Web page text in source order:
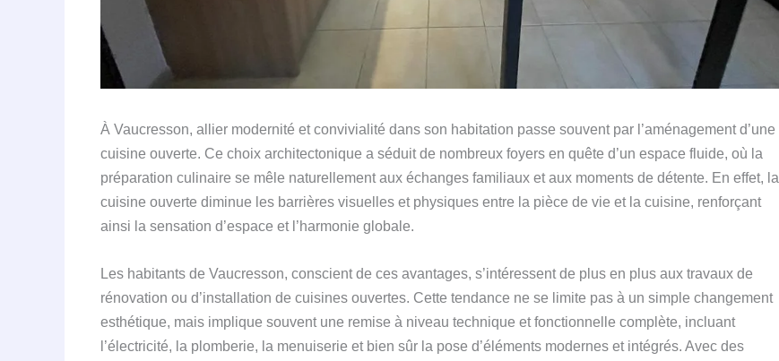
À Vaucresson, allier modernité et convivialité dans son habitation passe souvent par l’aménagement d’une
cuisine ouverte. Ce choix architectonique a séduit de nombreux foyers en quête d’un espace fluide, où la
préparation culinaire se mêle naturellement aux échanges familiaux et aux moments de détente. En effet, la
cuisine ouverte diminue les barrières visuelles et physiques entre la pièce de vie et la cuisine, renforçant
ainsi la sensation d’espace et l’harmonie globale.
Les habitants de Vaucresson, conscient de ces avantages, s’intéressent de plus en plus aux travaux de
rénovation ou d’installation de cuisines ouvertes. Cette tendance ne se limite pas à un simple changement
esthétique, mais implique souvent une remise à niveau technique et fonctionnelle complète, incluant
l’électricité, la plomberie, la menuiserie et bien sûr la pose d’éléments modernes et intégrés. Avec des